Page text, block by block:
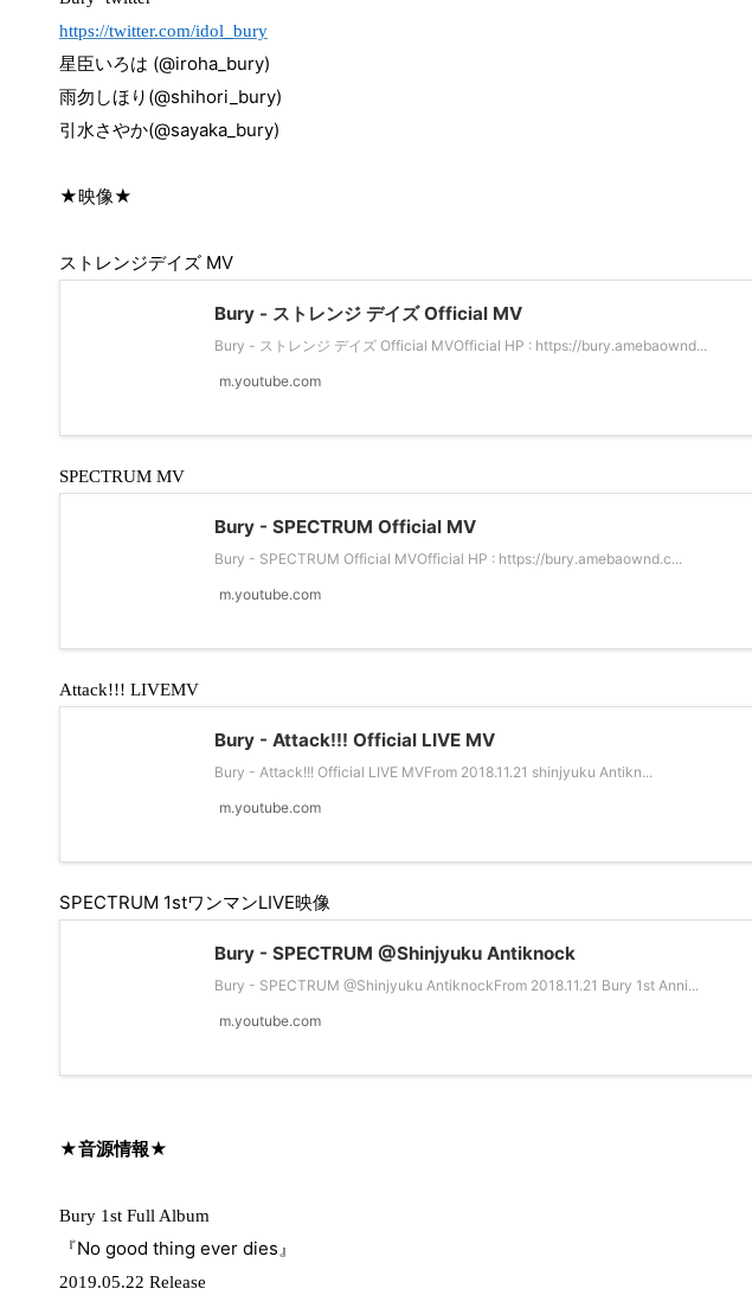
https://twitter.com/idol_bury
星臣いろは (@iroha_bury)
雨勿しほり (@shihori_bury)
引水さやか(@sayaka_bury)
★映像★
ストレンジデイズ MV
Bury - ストレンジ デイズ Official MV
Bury - ストレンジ デイズ Official MVOfficial HP : https://bury.amebaownd...
m.youtube.com
SPECTRUM MV
Bury - SPECTRUM Official MV
Bury - SPECTRUM Official MVOfficial HP : https://bury.amebaownd.c...
m.youtube.com
Attack!!! LIVEMV
Bury - Attack!!! Official LIVE MV
Bury - Attack!!! Official LIVE MVFrom 2018.11.21 shinjyuku Antikn...
m.youtube.com
SPECTRUM 1stワンマンLIVE映像
Bury - SPECTRUM @Shinjyuku Antiknock
Bury - SPECTRUM @Shinjyuku AntiknockFrom 2018.11.21 Bury 1st Anni...
m.youtube.com
★音源情報★
Bury 1st Full Album
『No good thing ever dies 』
2019.05.22 Release